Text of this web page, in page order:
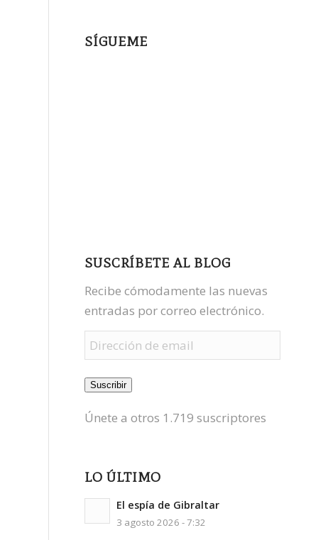
SÍGUEME
SUSCRÍBETE AL BLOG
Recibe cómodamente las nuevas
entradas por correo electrónico.
Dirección
de
email
Suscribir
Únete a otros 1.719 suscriptores
LO ÚLTIMO
El espía de Gibraltar
3 agosto 2026 - 7:32